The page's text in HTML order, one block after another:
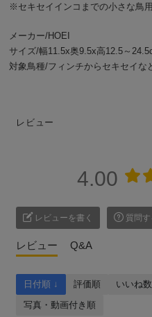
※セキセイインコまでの小さな鳥
メーカー/HOEI
サイズ/幅11.5x奥9.5x高12.5～
対象鳥種/フィンチからセキセイな
レビュー
4.00
レビューを書く 質問す
レビュー Q&A
日付順 ↓ 評価順 いいね
写真・動画付き順